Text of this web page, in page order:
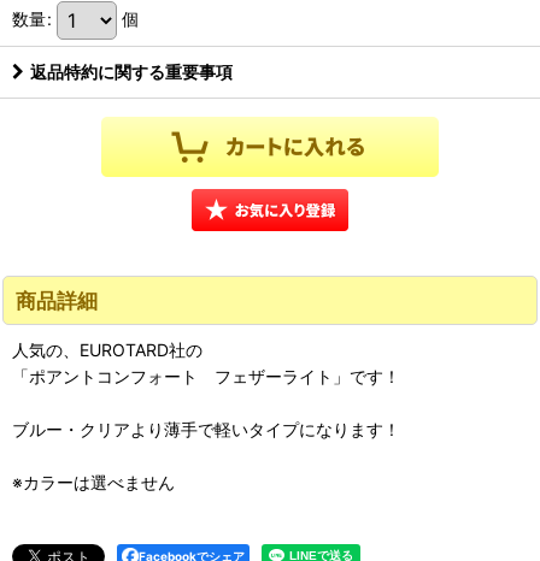
数量: 個
返品特約に関する重要事項
商品詳細
人気の、EUROTARD社の
「ポアントコンフォート フェザーライト」です！
ブルー・クリアより薄手で軽いタイプになります！
※カラーは選べません
Facebookでシェア